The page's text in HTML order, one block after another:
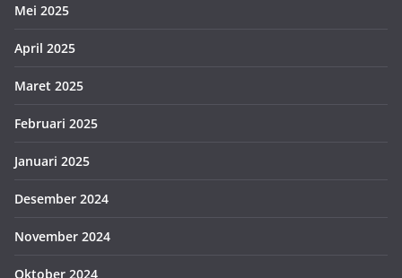
Mei 2025
April 2025
Maret 2025
Februari 2025
Januari 2025
Desember 2024
November 2024
Oktober 2024